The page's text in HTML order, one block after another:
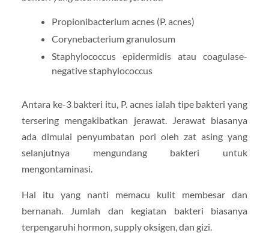
Propionibacterium acnes (P. acnes)
Corynebacterium granulosum
Staphylococcus epidermidis atau coagulase-
negative staphylococcus
Antara ke-3 bakteri itu, P. acnes ialah tipe bakteri yang
tersering mengakibatkan jerawat. Jerawat biasanya
ada dimulai penyumbatan pori oleh zat asing yang
selanjutnya mengundang bakteri untuk
mengontaminasi.
Hal itu yang nanti memacu kulit membesar dan
bernanah. Jumlah dan kegiatan bakteri biasanya
terpengaruhi hormon, supply oksigen, dan gizi.